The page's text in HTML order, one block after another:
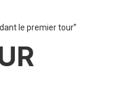
le premier tour”